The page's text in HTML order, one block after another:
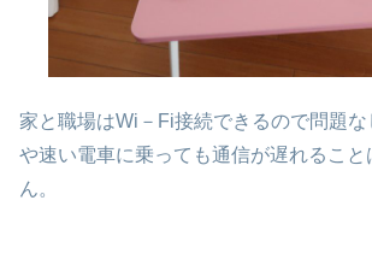
家と職場はWi－Fi接続できるので問題
や速い電車に乗っても通信が遅れるこ
ん。